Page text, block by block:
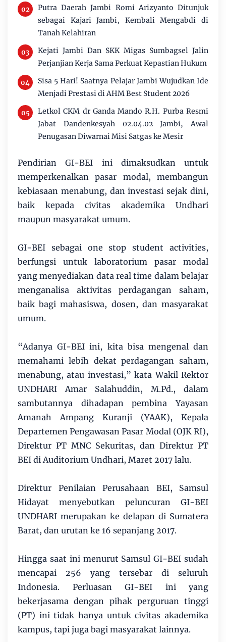
Putra Daerah Jambi Romi Arizyanto Ditunjuk
sebagai Kajari Jambi, Kembali Mengabdi di
Tanah Kelahiran
Kejati Jambi Dan SKK Migas Sumbagsel Jalin
Perjanjian Kerja Sama Perkuat Kepastian Hukum
Sisa 5 Hari! Saatnya Pelajar Jambi Wujudkan Ide
Menjadi Prestasi di AHM Best Student 2026
Letkol CKM dr Ganda Mando R.H. Purba Resmi
Jabat Dandenkesyah 02.04.02 Jambi, Awal
Penugasan Diwarnai Misi Satgas ke Mesir
Pendirian GI-BEI ini dimaksudkan untuk
memperkenalkan pasar modal, membangun
kebiasaan menabung, dan investasi sejak dini,
baik kepada civitas akademika Undhari
maupun masyarakat umum.
GI-BEI sebagai one stop student activities,
berfungsi untuk laboratorium pasar modal
yang menyediakan data real time dalam belajar
menganalisa aktivitas perdagangan saham,
baik bagi mahasiswa, dosen, dan masyarakat
umum.
“Adanya GI-BEI ini, kita bisa mengenal dan
memahami lebih dekat perdagangan saham,
menabung, atau investasi,” kata Wakil Rektor
UNDHARI Amar Salahuddin, M.Pd., dalam
sambutannya dihadapan pembina Yayasan
Amanah Ampang Kuranji (YAAK), Kepala
Departemen Pengawasan Pasar Modal (OJK RI),
Direktur PT MNC Sekuritas, dan Direktur PT
BEI di Auditorium Undhari, Maret 2017 lalu.
Direktur Penilaian Perusahaan BEI, Samsul
Hidayat menyebutkan peluncuran GI-BEI
UNDHARI merupakan ke delapan di Sumatera
Barat, dan urutan ke 16 sepanjang 2017.
Hingga saat ini menurut Samsul GI-BEI sudah
mencapai 256 yang tersebar di seluruh
Indonesia. Perluasan GI-BEI ini yang
bekerjasama dengan pihak perguruan tinggi
(PT) ini tidak hanya untuk civitas akademika
kampus, tapi juga bagi masyarakat lainnya.